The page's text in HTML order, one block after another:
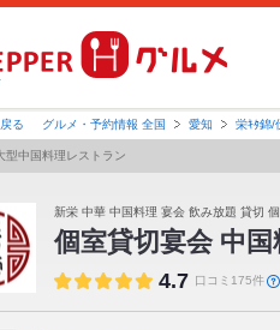
る グルメ・予約情報 全国 愛知 栄ｷﾀ錦/
型中国料理レストラン
新栄 中華 中国料理 宴会 飲み放題 貸切
個室貸切宴会 中
4.7 口コミ175件